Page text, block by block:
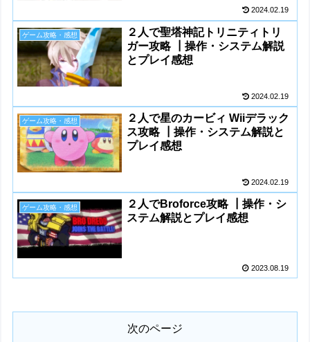
2024.02.19
ゲーム攻略・感想
２人で聖塔神記トリニティトリ
ガー攻略 ┃操作・システム解説
とプレイ感想
2024.02.19
ゲーム攻略・感想
２人で星のカービィ Wiiデラック
ス攻略 ┃操作・システム解説と
プレイ感想
2024.02.19
ゲーム攻略・感想
２人でBroforce攻略 ┃操作・シ
ステム解説とプレイ感想
2023.08.19
次のページ